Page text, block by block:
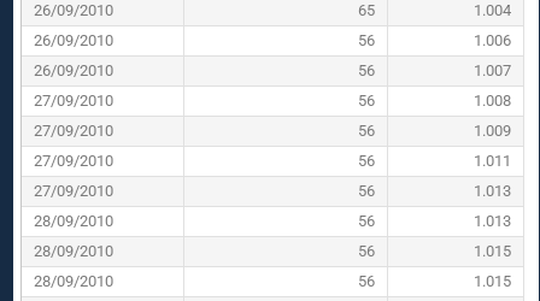
26/09/2010
65
1.004
26/09/2010
56
1.006
26/09/2010
56
1.007
27/09/2010
56
1.008
27/09/2010
56
1.009
27/09/2010
56
1.011
27/09/2010
56
1.013
28/09/2010
56
1.013
28/09/2010
56
1.015
28/09/2010
56
1.015